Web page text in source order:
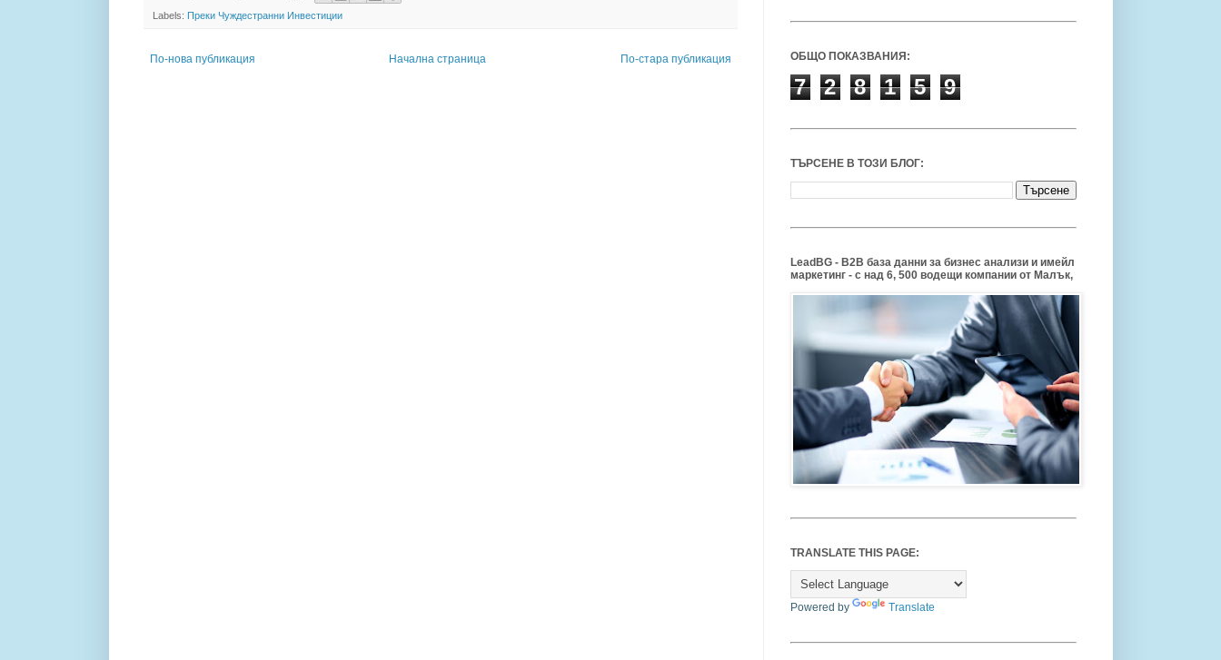
Labels: Преки Чуждестранни Инвестиции
По-нова публикация По-стара публикация
Начална страница ОБЩО ПОКАЗВАНИЯ:
7 2 8 1 5 9
ТЪРСЕНЕ В ТОЗИ БЛОГ:
LeadBG - B2B база данни за бизнес анализи и имейл
маркетинг - с над 6, 500 водещи компании от Малък,
TRANSLATE THIS PAGE:
Powered by Translate